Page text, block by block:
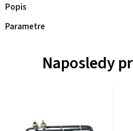
Popis
Parametre
Naposledy